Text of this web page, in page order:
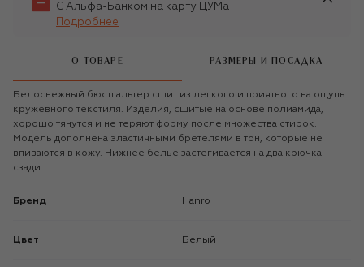
С Альфа-Банком на карту ЦУМа
Подробнее
О ТОВАРЕ РАЗМЕРЫ И ПОСАДКА
Белоснежный бюстгальтер сшит из легкого и приятного на ощупь
кружевного текстиля. Изделия, сшитые на основе полиамида,
хорошо тянутся и не теряют форму после множества стирок.
Модель дополнена эластичными бретелями в тон, которые не
впиваются в кожу. Нижнее белье застегивается на два крючка
сзади.
Бренд Hanro
Цвет Белый